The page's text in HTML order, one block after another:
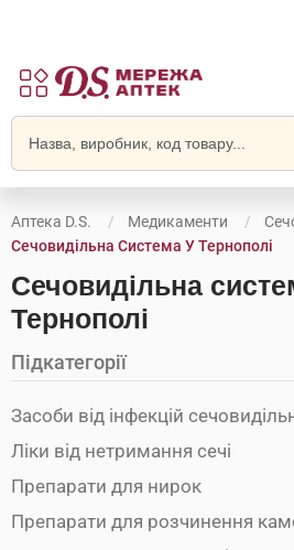
Аптека D.S. Медикаменти
Сечовидільна Система У Тернополі
Сечовидільна
Тернополі
Підкатегорії
Засоби від інфекцій
Ліки від нетримання сечі
Препарати для нирок
Препарати для розчинення